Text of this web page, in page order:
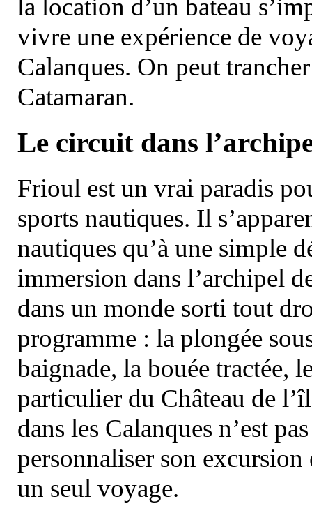
la location d’un bateau
vivre une expérience de
Calanques. On peut
Catamaran.
Le circuit dans
Frioul est un vrai paradis
sports nautiques. Il
nautiques qu’à une simple
immersion dans l’archipel
dans un monde sorti tout
programme : la plongée
baignade, la bouée tractée,
particulier du Château de
dans les Calanques n’est
personnaliser son
un seul voyage.